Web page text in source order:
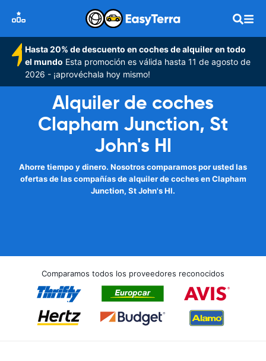
Hasta 20% de descuento en coches de alquiler en todo
el mundo Esta promoción es válida hasta 11 de agosto de
2026 - ¡aprovéchala hoy mismo!
Alquiler de coches
Clapham Junction, St
John's Hl
Ahorre tiempo y dinero. Nosotros comparamos por usted las
ofertas de las compañías de alquiler de coches en Clapham
Junction, St John's Hl.
Comparamos todos los proveedores reconocidos